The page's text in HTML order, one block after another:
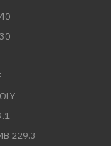
229.3